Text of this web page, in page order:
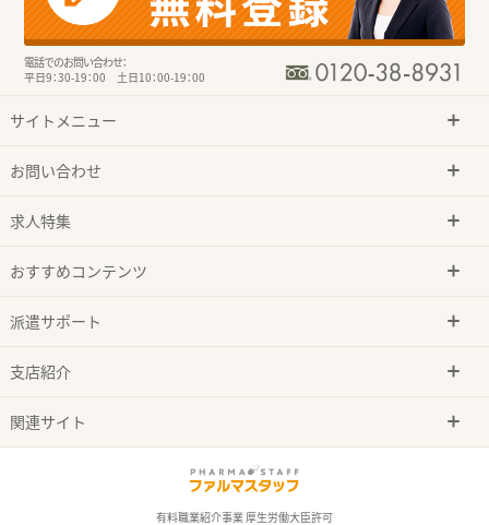
電話でのお問い合わせ：
平日9：30-19：00 土日10：00-19：00
サイトメニュー
お問い合わせ
求人特集
おすすめコンテンツ
派遣サポート
支店紹介
関連サイト
有料職業紹介事業 厚生労働大臣許可